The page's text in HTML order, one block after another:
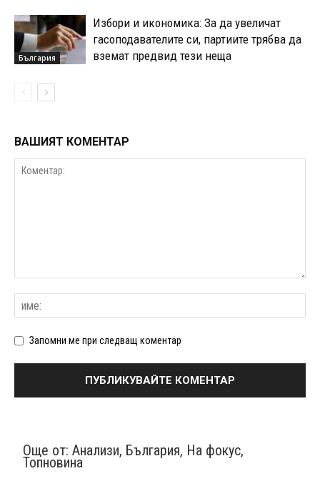
България
Избори и икономика: За да увеличат
гасоподавателите си, партиите трябва да
вземат предвид тези неща
ВАШИЯТ КОМЕНТАР
Запомни ме при следващ коментар
Още от: Анализи, България, На фокус,
Топновина